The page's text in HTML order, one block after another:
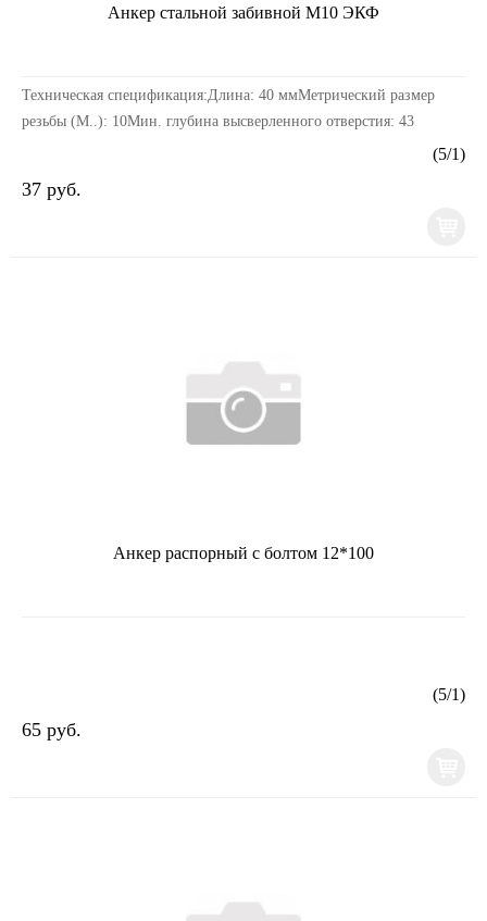
Анкер стальной забивной М10 ЭКФ
Техническая спецификация:Длина: 40 ммМетрический размер
резьбы (М..): 10Мин. глубина высверленного отверстия: 43
(5/1)
37 руб.
Анкер распорный с болтом 12*100
(5/1)
65 руб.